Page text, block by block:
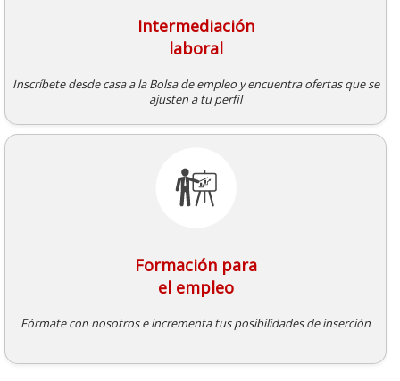
Intermediación
laboral
Inscríbete desde casa a la Bolsa de empleo y encuentra ofertas que se
ajusten a tu perfil
Formación para
el empleo
Fórmate con nosotros e incrementa tus posibilidades de inserción